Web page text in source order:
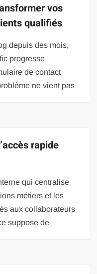
vos
qualifiés
depuis des mois,
progresse
de contact
ne vient pas
rapide
qui centralise
métiers et les
aux collaborateurs
suppose de